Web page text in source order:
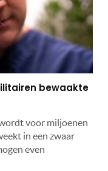
bewaakte
voor miljoenen
in een zwaar
even